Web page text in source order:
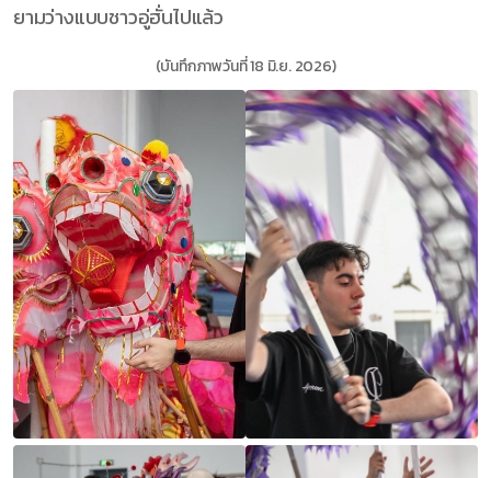
ยามว่างแบบชาวอู่ฮั่นไปแล้ว
(บันทึกภาพวันที่ 18 มิ.ย. 2026)